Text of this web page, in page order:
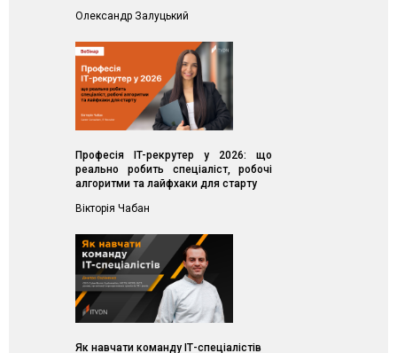
Олександр Залуцький
Професія IT-рекрутер у 2026: що
реально робить спеціаліст, робочі
алгоритми та лайфхаки для старту
Вікторія Чабан
Як навчати команду ІТ-спеціалістів